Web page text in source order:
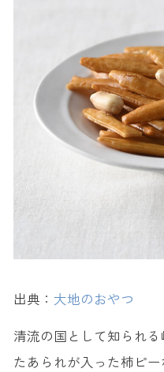
出典： 大地のおやつ
清流の国として知られ
たあられが入った柿ピ